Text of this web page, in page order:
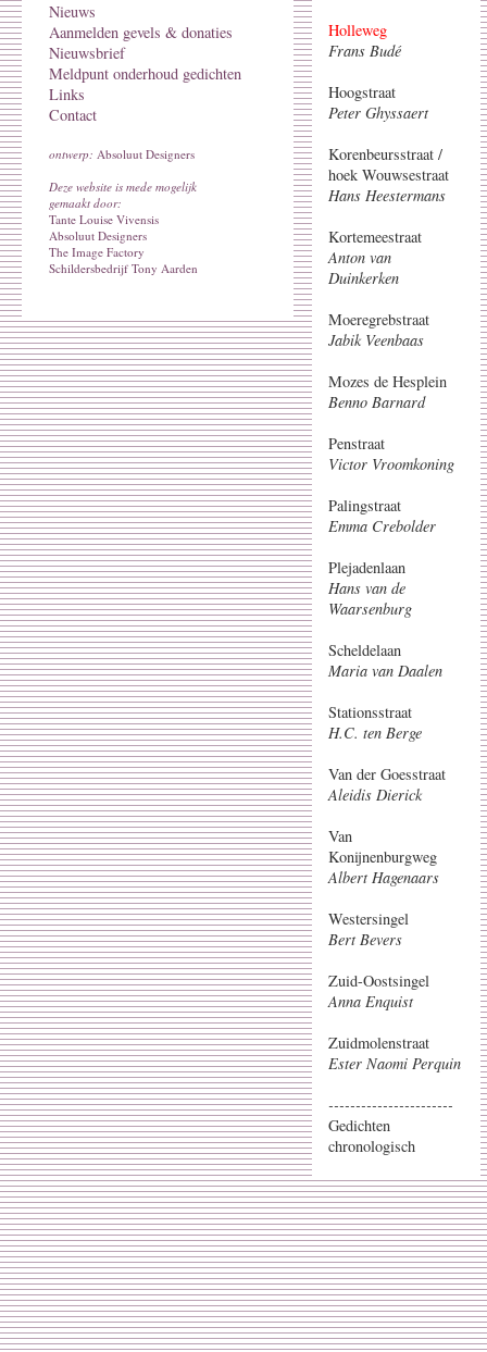
Nieuws
Aanmelden gevels & donaties
Nieuwsbrief
Meldpunt onderhoud gedichten
Links
Contact
ontwerp: Absoluut Designers
Deze website is mede mogelijk
gemaakt door:
Tante Louise Vivensis
Absoluut Designers
The Image Factory
Schildersbedrijf Tony Aarden
Holleweg
Frans Budé
Hoogstraat
Peter Ghyssaert
Korenbeursstraat /
hoek Wouwsestraat
Hans Heestermans
Kortemeestraat
Anton van
Duinkerken
Moeregrebstraat
Jabik Veenbaas
Mozes de Hesplein
Benno Barnard
Penstraat
Victor Vroomkoning
Palingstraat
Emma Crebolder
Plejadenlaan
Hans van de
Waarsenburg
Scheldelaan
Maria van Daalen
Stationsstraat
H.C. ten Berge
Van der Goesstraat
Aleidis Dierick
Van
Konijnenburgweg
Albert Hagenaars
Westersingel
Bert Bevers
Zuid-Oostsingel
Anna Enquist
Zuidmolenstraat
Ester Naomi Perquin
-----------------------
Gedichten
chronologisch